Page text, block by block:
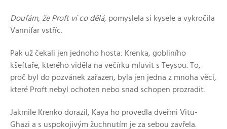
Doufám, že Proft ví co dělá, pomyslela si kysele a vykročila
Vannifar vstříc.
Pak už čekali jen jednoho hosta: Krenka, gobliního
kšeftaře, kterého viděla na večírku mluvit s Teysou. To,
proč byl do pozvánek zařazen, byla jen jedna z mnoha věcí,
které Proft nebyl ochoten nebo snad schopen prozradit.
Jakmile Krenko dorazil, Kaya ho provedla dveřmi Vitu-
Ghazi a s uspokojivým žuchnutím je za sebou zavřela.